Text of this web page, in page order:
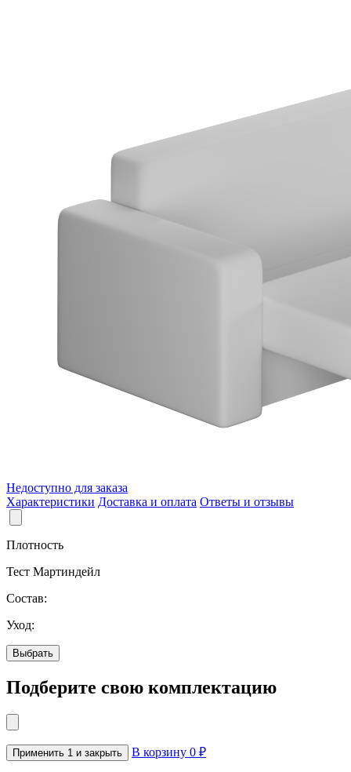
Недоступно для заказа
Характеристики Доставка и оплата Ответы и отзывы
Плотность
Тест Мартиндейл
Состав:
Уход:
Выбрать
Подберите свою комплектацию
Применить 1 и закрыть В корзину 0 ₽